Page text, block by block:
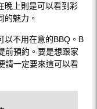
晚上則是可以看到彩
的魅力。
以不用在意的BBQ。B
前預約。要是想跟家
請一定要來這可以看